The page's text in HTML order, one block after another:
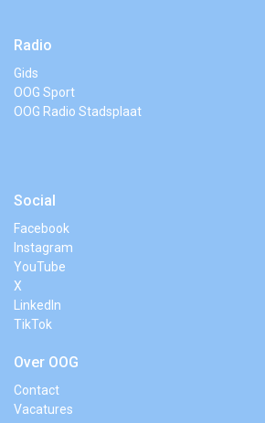
Radio
Gids
OOG Sport
OOG Radio Stadsplaat
Social
Facebook
Instagram
YouTube
X
LinkedIn
TikTok
Over OOG
Contact
Vacatures